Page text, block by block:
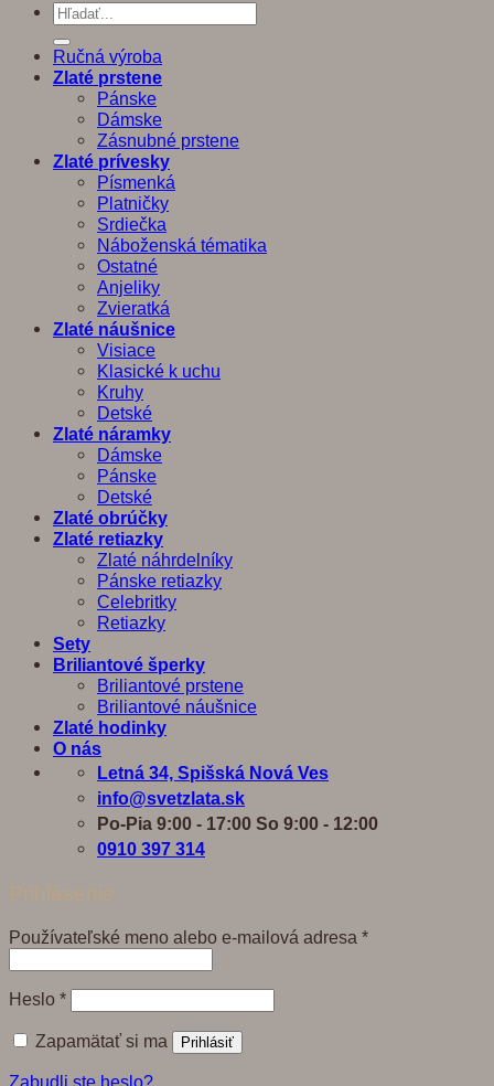
Hľadať:
Ručná výroba
Zlaté prstene
Pánske
Dámske
Zásnubné prstene
Zlaté prívesky
Písmenká
Platničky
Srdiečka
Náboženská tématika
Ostatné
Anjeliky
Zvieratká
Zlaté náušnice
Visiace
Klasické k uchu
Kruhy
Detské
Zlaté náramky
Dámske
Pánske
Detské
Zlaté obrúčky
Zlaté retiazky
Zlaté náhrdelníky
Pánske retiazky
Celebritky
Retiazky
Sety
Briliantové šperky
Briliantové prstene
Briliantové náušnice
Zlaté hodinky
O nás
Letná 34, Spišská Nová Ves
info@svetzlata.sk
Po-Pia 9:00 - 17:00 So 9:00 - 12:00
0910 397 314
Prihlásenie
Používateľské meno alebo e-mailová adresa *Povinné
Heslo *Povinné
Zapamätať si ma Prihlásiť
Zabudli ste heslo?